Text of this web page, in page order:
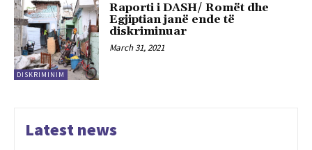
DISKRIMINIM
Raporti i DASH/ Romët dhe
Egjiptian janë ende të
diskriminuar
March 31, 2021
Latest news